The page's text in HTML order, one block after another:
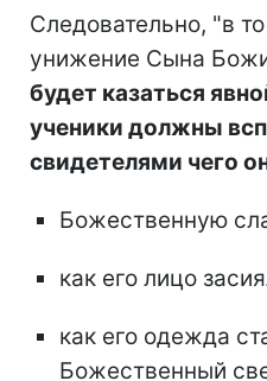
Следовательно, "в
унижение Сына
будет казаться
ученики должны
свидетелями чего
Божественную
как его лицо
как его одежда
Божественный